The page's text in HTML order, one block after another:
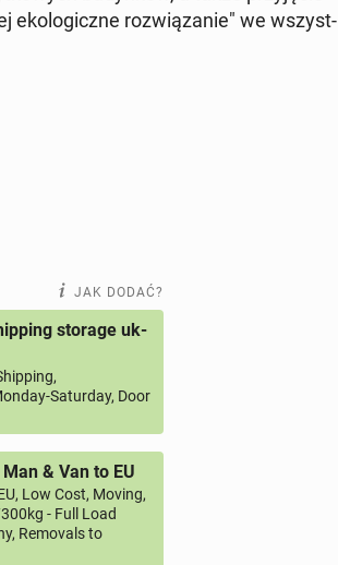
eko­lo­gicz­ne roz­wią­za­nie" we wszyst­
JAK DODAĆ?
storage uk-
Saturday, Door
& Van to EU
Low Cost, Moving,
- Full Load
Removals to